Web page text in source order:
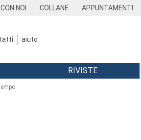
NOI COLLANE APPUNTAMENTI
aiuto
RIVISTE